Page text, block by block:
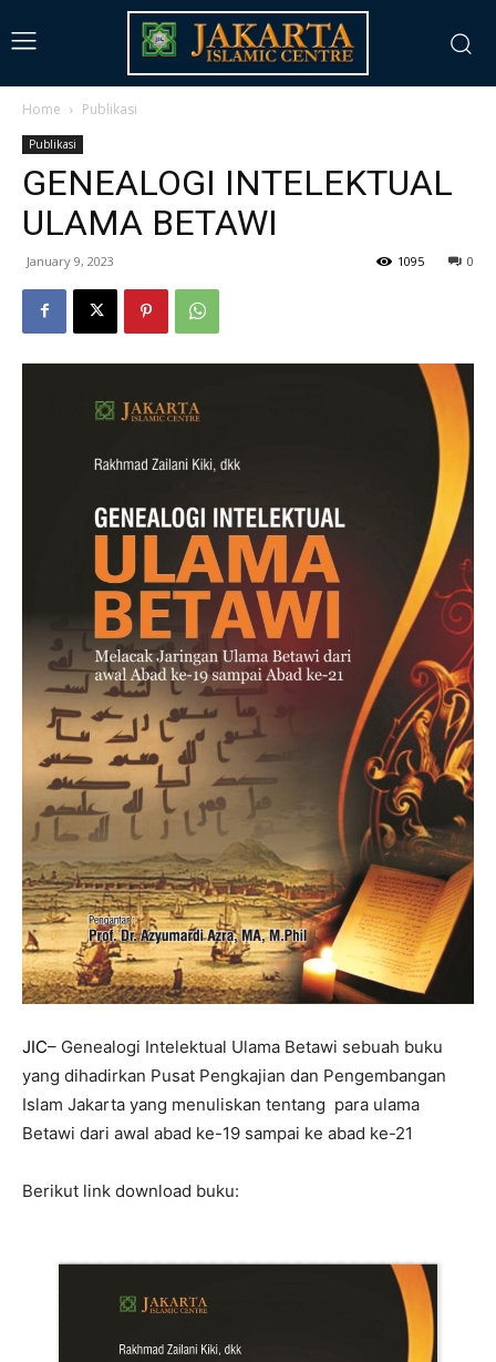
Home Publikasi
Publikasi
GENEALOGI INTELEKTUAL
ULAMA BETAWI
January 9, 2023 0
1095
JIC– Genealogi Intelektual Ulama Betawi sebuah buku
yang dihadirkan Pusat Pengkajian dan Pengembangan
Islam Jakarta yang menuliskan tentang para ulama
Betawi dari awal abad ke-19 sampai ke abad ke-21
Berikut link download buku: